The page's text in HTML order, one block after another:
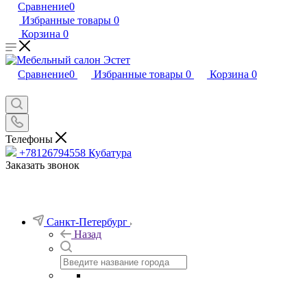
Сравнение0
Избранные товары 0
Корзина 0
Сравнение0 Избранные товары 0 Корзина 0
Телефоны
+78126794558 Кубатура
Заказать звонок
Санкт-Петербург
Назад